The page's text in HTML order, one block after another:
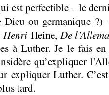
est perfectible – le
Dieu ou germanique ?)
Henri Heine, De
à Luther. Je le fais
qu’expliquer
expliquer Luther.
tard.